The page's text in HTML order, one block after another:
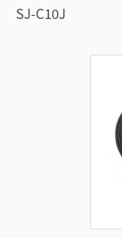
SJ-C10J